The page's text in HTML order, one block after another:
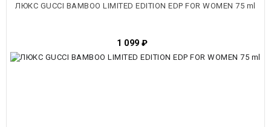
ЛЮКС GUCCI BAMBOO LIMITED EDITION EDP FOR WOMEN 75 ml
1 099 ₽